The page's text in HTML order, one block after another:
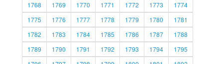
1768
1769 1770 1771 1772 1773
1774
1775
1776 1777 1778 1779 1780
1781
1782
1783 1784 1785 1786 1787
1788
1789
1790 1791 1792 1793 1794
1795